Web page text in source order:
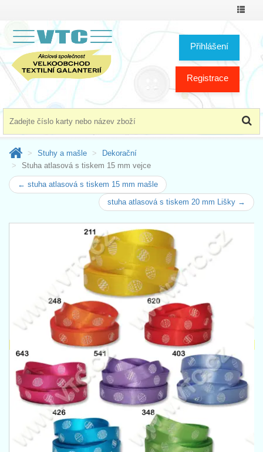
Přihlášení
Registrace
Stuhy a mašle
Dekorační
Stuha atlasová s tiskem 15 mm vejce
← stuha atlasová s tiskem 15 mm mašle
stuha atlasová s tiskem 20 mm Lišky →